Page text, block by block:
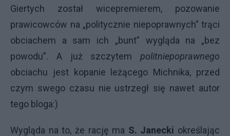
Giertych został wicepremierem, pozowanie
prawicowców na „politycznie niepoprawnych” trąci
obciachem a sam ich „bunt” wygląda na „bez
powodu”. A już szczytem politniepoprawnego
obciachu jest kopanie leżącego Michnika, przed
czym swego czasu nie ustrzegł się nawet autor
tego bloga:)
Wygląda na to, że rację ma S. Janecki określając